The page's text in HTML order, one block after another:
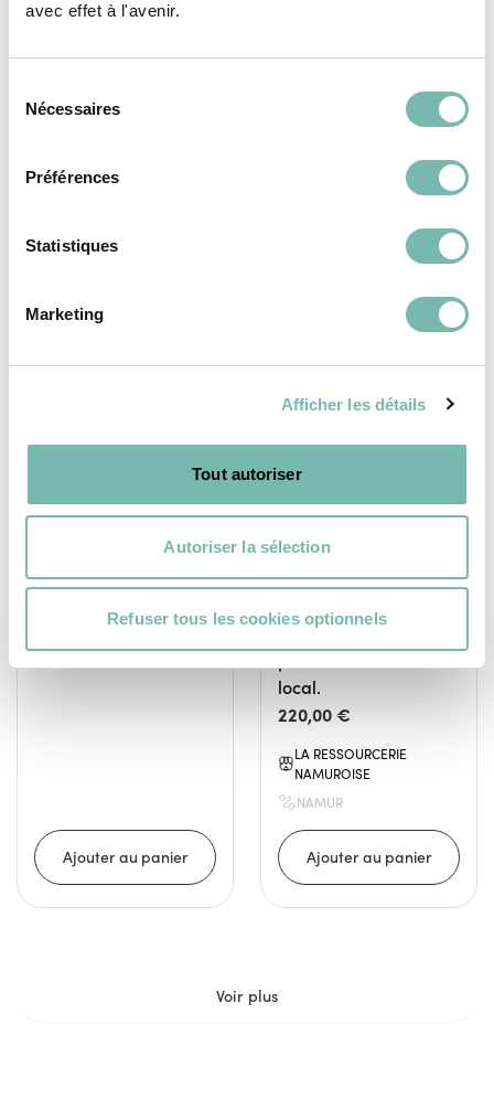
avec effet à l'avenir.
Nécessaires
Préférences
Statistiques
Marketing
Afficher les détails
Tout autoriser
Autoriser la sélection
Refuser tous les cookies optionnels
2 330,00 €
NAMUROISE
conçue et fabriquée
dans notre atelier
menuiserie, incarne
son assise en bois de
récupération massif et
ses deux pièces
métalliques façonnées
local.
220,00 €
LA RESSOURCERIE
NAMUROISE
NAMUR
Voir plus